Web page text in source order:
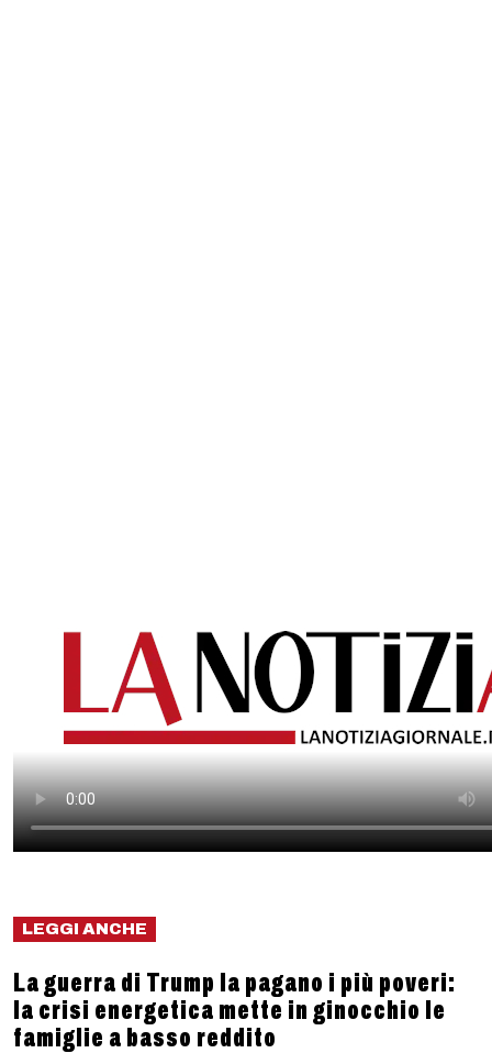
LEGGI ANCHE
La guerra di Trump la pagano i più poveri:
la crisi energetica mette in ginocchio le
famiglie a basso reddito